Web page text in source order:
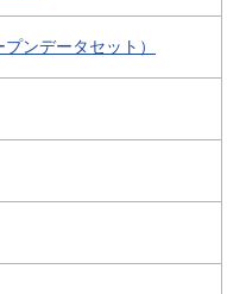
ンデータセット）